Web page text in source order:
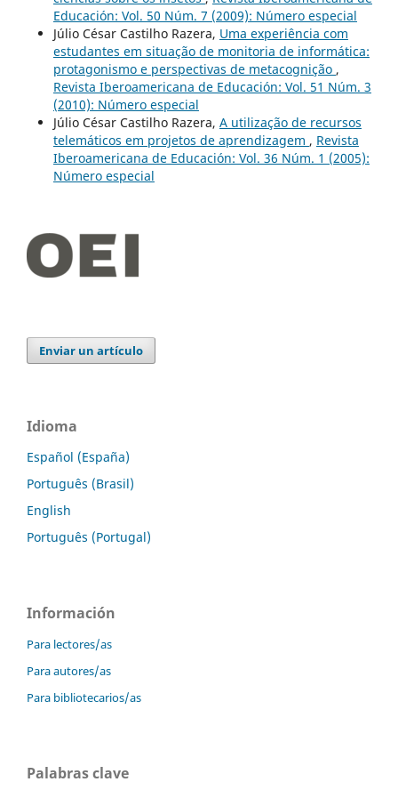
Educación: Vol. 50 Núm. 7 (2009): Número especial
Júlio César Castilho Razera, Uma experiência com
estudantes em situação de monitoria de informática:
protagonismo e perspectivas de metacognição ,
Revista Iberoamericana de Educación: Vol. 51 Núm. 3
(2010): Número especial
Júlio César Castilho Razera, A utilização de recursos
telemáticos em projetos de aprendizagem , Revista
Iberoamericana de Educación: Vol. 36 Núm. 1 (2005):
Número especial
Enviar un artículo
Idioma
Español (España)
Português (Brasil)
English
Português (Portugal)
Información
Para lectores/as
Para autores/as
Para bibliotecarios/as
Palabras clave